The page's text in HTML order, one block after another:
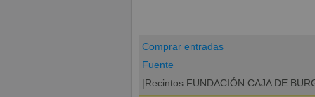
Comprar entradas
Fuente
|Recintos FUNDACIÓN CAJA DE